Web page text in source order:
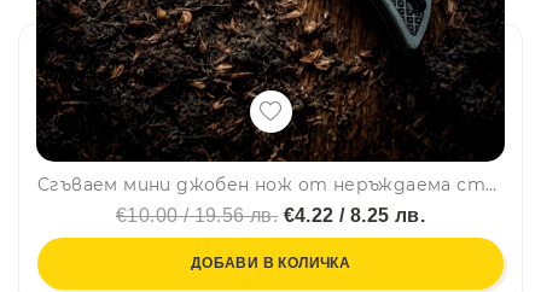
Сгъваем мини джобен нож от неръждаема стомана – комбинирано острие с назъбен ръб, здрава ергономична дръжка и щипка за джоб
€10.00 / 19.56 лв. €4.22 / 8.25 лв.
ДОБАВИ В КОЛИЧКА